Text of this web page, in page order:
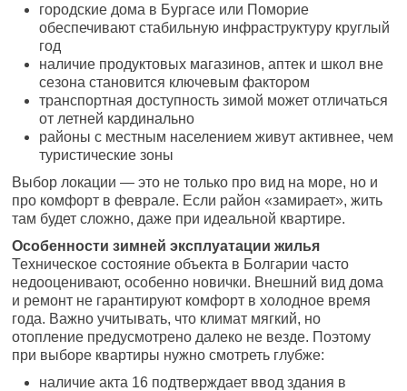
городские дома в Бургасе или Поморие
обеспечивают стабильную инфраструктуру круглый
год
наличие продуктовых магазинов, аптек и школ вне
сезона становится ключевым фактором
транспортная доступность зимой может отличаться
от летней кардинально
районы с местным населением живут активнее, чем
туристические зоны
Выбор локации — это не только про вид на море, но и
про комфорт в феврале. Если район «замирает», жить
там будет сложно, даже при идеальной квартире.
Особенности зимней эксплуатации жилья
Техническое состояние объекта в Болгарии часто
недооценивают, особенно новички. Внешний вид дома
и ремонт не гарантируют комфорт в холодное время
года. Важно учитывать, что климат мягкий, но
отопление предусмотрено далеко не везде. Поэтому
при выборе квартиры нужно смотреть глубже:
наличие акта 16 подтверждает ввод здания в